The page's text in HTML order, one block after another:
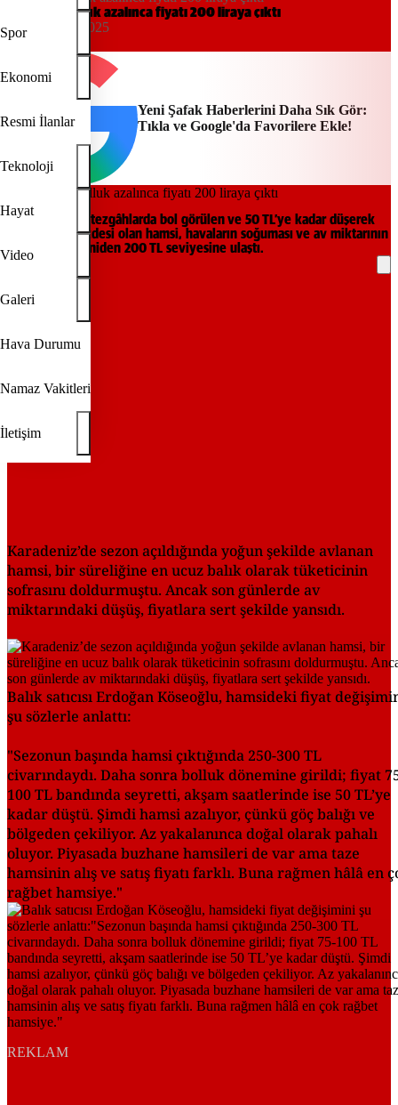
Spor
Ekonomi
Resmi İlanlar
Teknoloji
Hayat
Video
Galeri
Hava Durumu
Namaz Vakitleri
İletişim
Hamside bolluk azalınca fiyatı 200 liraya çıktı
12:31, 11/12/2025
IHA
Yeni Şafak Haberlerini Daha Sık Gör:
Tıkla ve Google'da Favorilere Ekle!
Sezon başında tezgâhlarda bol görülen ve 50 TL’ye kadar düşerek
vatandaşın gözdesi olan hamsi, havaların soğuması ve av miktarının
azalmasıyla yeniden 200 TL seviyesine ulaştı.
REKLAM
Karadeniz’de sezon açıldığında yoğun şekilde avlanan
hamsi, bir süreliğine en ucuz balık olarak tüketicinin
sofrasını doldurmuştu. Ancak son günlerde av
miktarındaki düşüş, fiyatlara sert şekilde yansıdı.
Balık satıcısı Erdoğan Köseoğlu, hamsideki fiyat
şu sözlerle anlattı:
"Sezonun başında hamsi çıktığında 250-300 TL
civarındaydı. Daha sonra bolluk dönemine girildi; fiyat
100 TL bandında seyretti, akşam saatlerinde ise 50 TL’ye
kadar düştü. Şimdi hamsi azalıyor, çünkü göç balığı ve
bölgeden çekiliyor. Az yakalanınca doğal olarak pahalı
oluyor. Piyasada buzhane hamsileri de var ama taze
hamsinin alış ve satış fiyatı farklı. Buna rağmen hâlâ en
rağbet hamsiye."
REKLAM